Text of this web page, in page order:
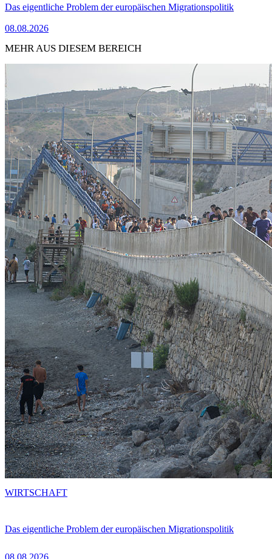
Das eigentliche Problem der europäischen Migrationspolitik
08.08.2026
MEHR AUS DIESEM BEREICH
Das eigentliche Problem der europäischen Migrationspolitik
08.08.2026
WIRTSCHAFT